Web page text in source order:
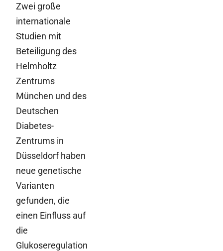
Zwei große
internationale
Studien mit
Beteiligung des
Helmholtz
Zentrums
München und des
Deutschen
Diabetes-
Zentrums in
Düsseldorf haben
neue genetische
Varianten
gefunden, die
einen Einfluss auf
die
Glukoseregulation